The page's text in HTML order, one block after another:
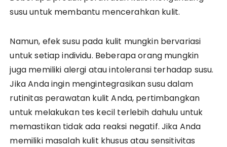
susu untuk membantu mencerahkan kulit.
Namun, efek susu pada kulit mungkin bervariasi
untuk setiap individu. Beberapa orang mungkin
juga memiliki alergi atau intoleransi terhadap susu.
Jika Anda ingin mengintegrasikan susu dalam
rutinitas perawatan kulit Anda, pertimbangkan
untuk melakukan tes kecil terlebih dahulu untuk
memastikan tidak ada reaksi negatif. Jika Anda
memiliki masalah kulit khusus atau sensitivitas